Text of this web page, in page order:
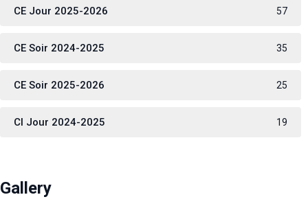
CE Jour 2025-2026 57
CE Soir 2024-2025 35
CE Soir 2025-2026 25
CI Jour 2024-2025 19
Gallery